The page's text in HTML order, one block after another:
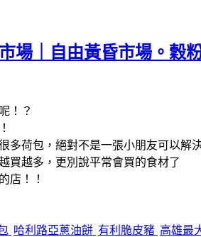
場｜自由黃昏市場。穀
！？
多荷包，絕對不是一張小朋友可以解
買越多，更別說平常會買的食材了
店！！
哈利路亞蔥油餅 有利脆皮豬 高雄最